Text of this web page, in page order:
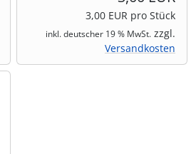
3,00 EUR pro Stück
inkl. deutscher 19 % MwSt. zzgl.
Versandkosten